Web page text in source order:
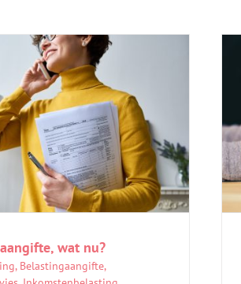
wat nu?
, Belastingaangifte,